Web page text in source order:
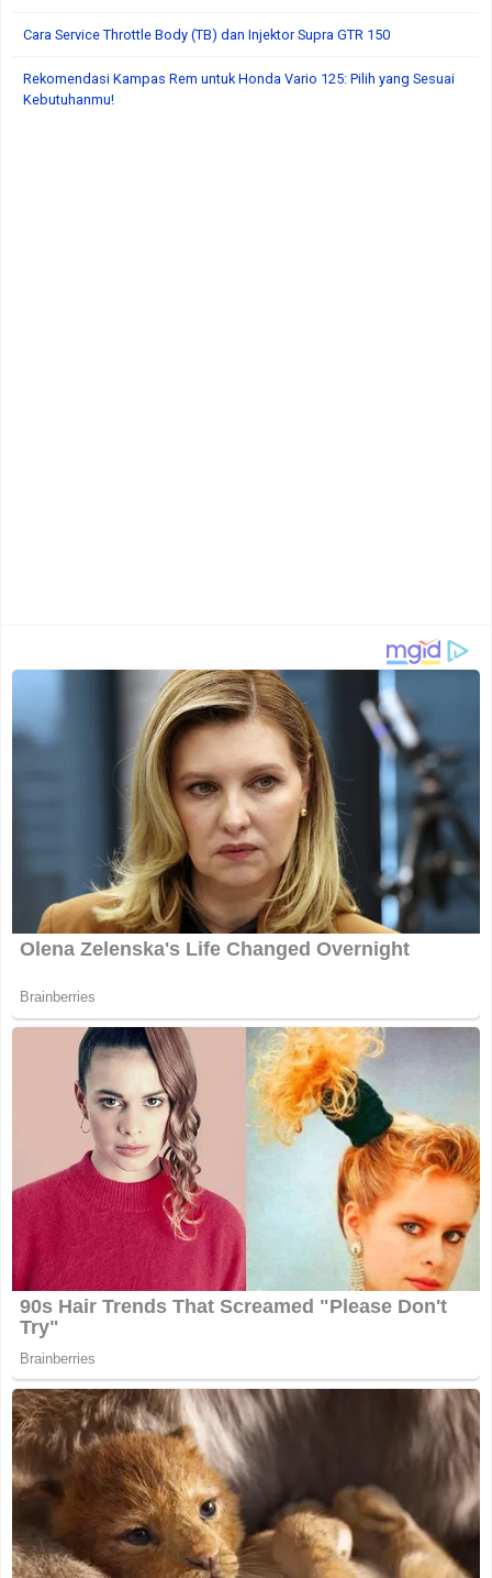
Cara Service Throttle Body (TB) dan Injektor Supra GTR 150
Rekomendasi Kampas Rem untuk Honda Vario 125: Pilih yang Sesuai
Kebutuhanmu!